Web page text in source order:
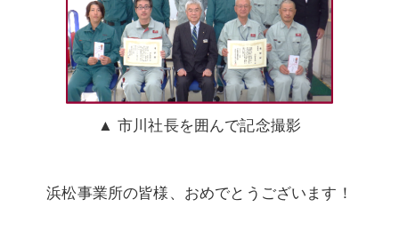
▲ 市川社長を囲んで記念撮影
浜松事業所の皆様、おめでとうございます！